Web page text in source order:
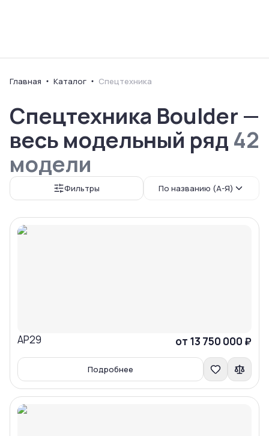
Главная Каталог Спецтехника
Спецтехника Boulder —
весь модельный ряд 42
модели
Фильтры По названию (А-Я)
AP29 от 13 750 000 ₽
Подробнее
Сравнить